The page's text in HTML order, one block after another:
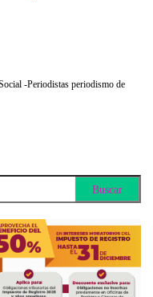
-Periodistas periodismo de